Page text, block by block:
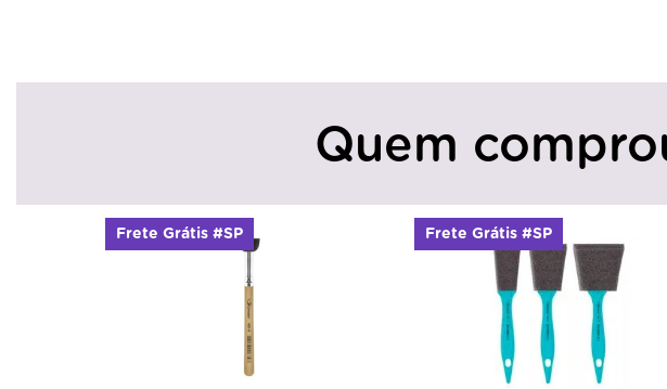
Quem
Frete Grátis #SP Frete Grátis #SP